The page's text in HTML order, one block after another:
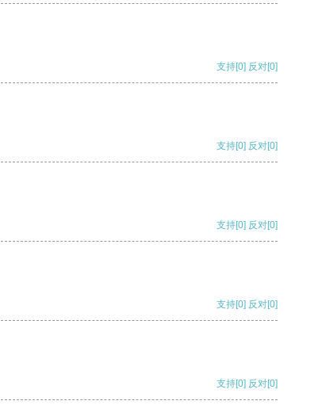
支持[0] 反对[0]
支持[0] 反对[0]
支持[0] 反对[0]
支持[0] 反对[0]
支持[0] 反对[0]